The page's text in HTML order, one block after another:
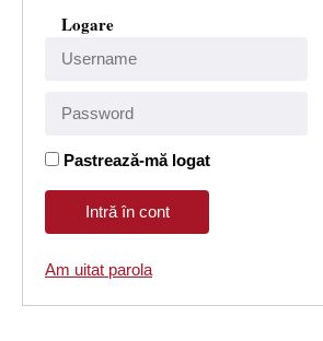
Logare
Pastrează-mă logat
Am uitat parola